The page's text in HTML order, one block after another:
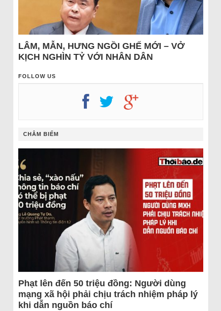
LÂM, MẪN, HƯNG NGỒI GHẾ MỚI – VỞ
KỊCH NGHÌN TỶ VỚI NHÂN DÂN
FOLLOW US
CHÂM BIẾM
Phạt lên đến 50 triệu đồng: Người dùng
mạng xã hội phải chịu trách nhiệm pháp lý
khi dẫn nguồn báo chí